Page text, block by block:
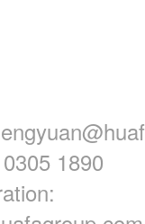
1890